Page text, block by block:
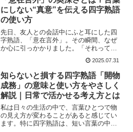
す。そんなときにぴったりな...
にしない“真意”を伝える四字熟語
の使い方
先日、友人との会話中にふと耳にした四
字熟語、「意在言外」。その瞬間、なぜ
か心に引っかかりました。「それってど
には出してないけど、ちゃんと意味は伝
わってるってやつだよ」と言われて、な
るほどと唸りました。言葉...
2025.07.31
知らないと損する四字熟語「開物
成務」の意味と使い方をやさしく
解説｜日常で活かせる考え方とは
私は日々の生活の中で、言葉ひとつで物
の見え方が変わることがあると感じてい
ます。特に四字熟語は、短い言葉の中に